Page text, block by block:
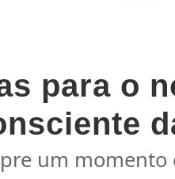
para o
um